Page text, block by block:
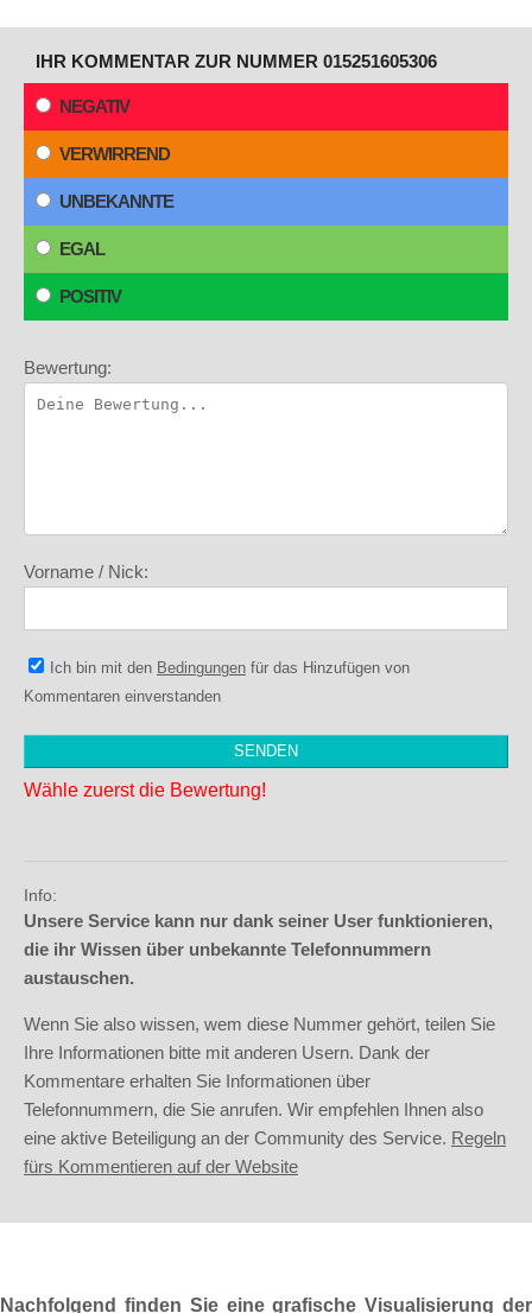
IHR KOMMENTAR ZUR NUMMER 015251605306
NEGATIV
VERWIRREND
UNBEKANNTE
EGAL
POSITIV
Bewertung:
Vorname / Nick:
Ich bin mit den Bedingungen für das Hinzufügen von
Kommentaren einverstanden
Wähle zuerst die Bewertung!
Info:
Unsere Service kann nur dank seiner User funktionieren,
die ihr Wissen über unbekannte Telefonnummern
austauschen.
Wenn Sie also wissen, wem diese Nummer gehört, teilen Sie
Ihre Informationen bitte mit anderen Usern. Dank der
Kommentare erhalten Sie Informationen über
Telefonnummern, die Sie anrufen. Wir empfehlen Ihnen also
eine aktive Beteiligung an der Community des Service. Regeln
fürs Kommentieren auf der Website
Nachfolgend finden Sie eine grafische Visualisierung der